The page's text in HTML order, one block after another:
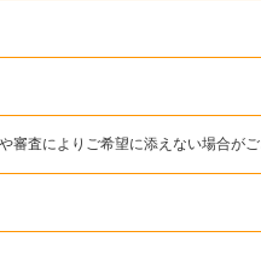
査によりご希望に添えない場合がご